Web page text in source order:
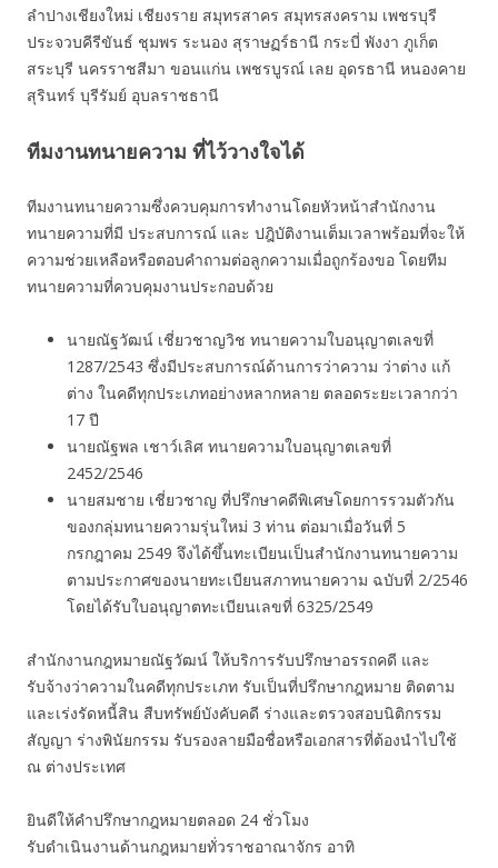
ลำปางเชียงใหม่ เชียงราย สมุทรสาคร สมุทรสงคราม เพชรบุรี
ประจวบคีรีขันธ์ ชุมพร ระนอง สุราษฏร์ธานี กระบี่ พังงา ภูเก็ต
สระบุรี นครราชสีมา ขอนแก่น เพชรบูรณ์ เลย อุดรธานี หนองคาย
สุรินทร์ บุรีรัมย์ อุบลราชธานี
ทีมงานทนายความ ที่ไว้วางใจได้
ทีมงานทนายความซึ่งควบคุมการทำงานโดยหัวหน้าสำนักงาน
ทนายความที่มี ประสบการณ์ และ ปฎิบัติงานเต็มเวลาพร้อมที่จะให้
ความช่วยเหลือหรือตอบคำถามต่อลูกความเมื่อถูกร้องขอ โดยทีม
ทนายความที่ควบคุมงานประกอบด้วย
นายณัฐวัฒน์ เชี่ยวชาญวิช ทนายความใบอนุญาตเลขที่
1287/2543 ซึ่งมีประสบการณ์ด้านการว่าความ ว่าต่าง แก้
ต่าง ในคดีทุกประเภทอย่างหลากหลาย ตลอดระยะเวลากว่า
17 ปี
นายณัฐพล เชาว์เลิศ ทนายความใบอนุญาตเลขที่
2452/2546
นายสมชาย เชี่ยวชาญ ที่ปรึกษาคดีพิเศษโดยการรวมตัวกัน
ของกลุ่มทนายความรุ่นใหม่ 3 ท่าน ต่อมาเมื่อวันที่ 5
กรกฎาคม 2549 จึงได้ขึ้นทะเบียนเป็นสำนักงานทนายความ
ตามประกาศของนายทะเบียนสภาทนายความ ฉบับที่ 2/2546
โดยได้รับใบอนุญาตทะเบียนเลขที่ 6325/2549
สำนักงานกฎหมายณัฐวัฒน์ ให้บริการรับปรึกษาอรรถคดี และ
รับจ้างว่าความในคดีทุกประเภท รับเป็นที่ปรึกษากฎหมาย ติดตาม
และเร่งรัดหนี้สิน สืบทรัพย์บังคับคดี ร่างและตรวจสอบนิติกรรม
สัญญา ร่างพินัยกรรม รับรองลายมือชื่อหรือเอกสารที่ต้องนำไปใช้
ณ ต่างประเทศ
ยินดีให้คำปรึกษากฎหมายตลอด 24 ชั่วโมง
รับดำเนินงานด้านกฎหมายทั่วราชอาณาจักร อาทิ